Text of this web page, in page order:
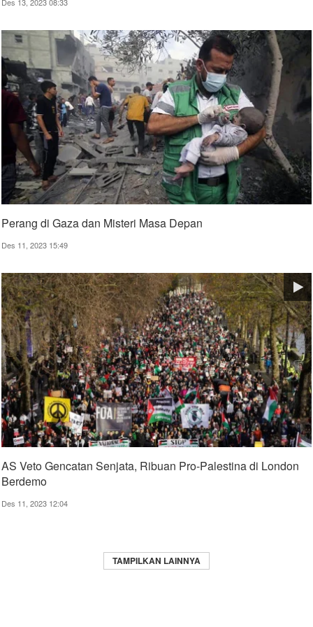
Perang di Gaza dan Misteri Masa Depan
Des 11, 2023 15:49
AS Veto Gencatan Senjata, Ribuan Pro-Palestina di London
Berdemo
Des 11, 2023 12:04
TAMPILKAN LAINNYA